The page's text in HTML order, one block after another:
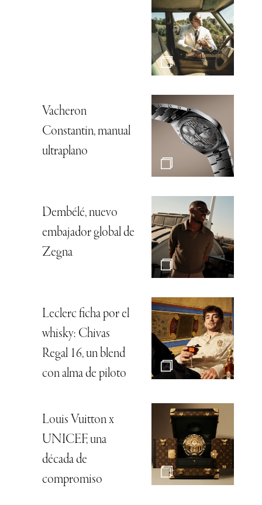
Vacheron
Constantin, manual
ultraplano
Dembélé, nuevo
embajador global de
Zegna
Leclerc ficha por el
whisky: Chivas
Regal 16, un blend
con alma de piloto
Louis Vuitton x
UNICEF, una
década de
compromiso